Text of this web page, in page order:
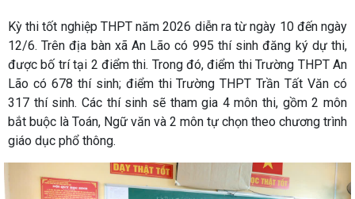
Kỳ thi tốt nghiệp THPT năm 2026 diễn ra từ ngày 10 đến ngày
12/6. Trên địa bàn xã An Lão có 995 thí sinh đăng ký dự thi,
được bố trí tại 2 điểm thi. Trong đó, điểm thi Trường THPT An
Lão có 678 thí sinh; điểm thi Trường THPT Trần Tất Văn có
317 thí sinh. Các thí sinh sẽ tham gia 4 môn thi, gồm 2 môn
bắt buộc là Toán, Ngữ văn và 2 môn tự chọn theo chương trình
giáo dục phổ thông.